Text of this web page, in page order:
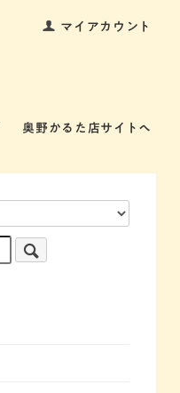
マイアカウント
奥野かるた店サイトへ